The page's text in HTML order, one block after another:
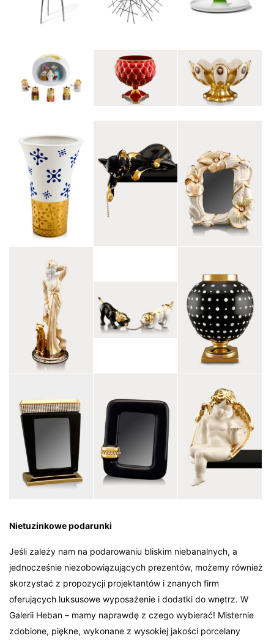
Nietuzinkowe podarunki
Jeśli zależy nam na podarowaniu bliskim niebanalnych, a
jednocześnie niezobowiązujących prezentów, możemy również
skorzystać z propozycji projektantów i znanych firm
oferujących luksusowe wyposażenie i dodatki do wnętrz. W
Galerii Heban – mamy naprawdę z czego wybierać! Misternie
zdobione, piękne, wykonane z wysokiej jakości porcelany